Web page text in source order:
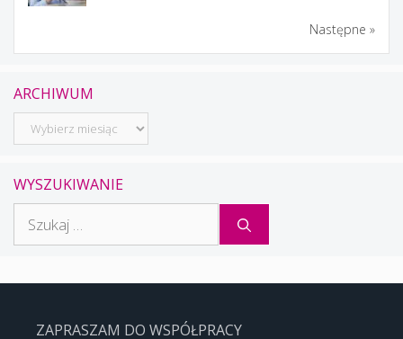
Następne »
ARCHIWUM
Archiwum
WYSZUKIWANIE
ZAPRASZAM DO WSPÓŁPRACY